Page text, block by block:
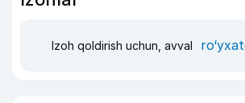
Izoh qoldirish uchun, avval